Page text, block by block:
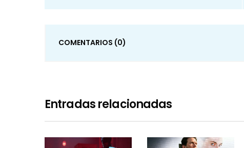
COMENTARIOS (0)
Entradas relacionadas